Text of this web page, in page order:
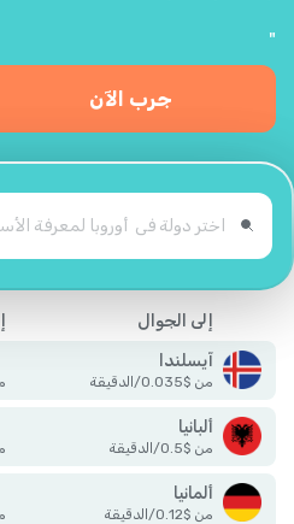
"
جرب الآن
إلى الجوال
آيسلندا
من $
0.035
/الدقيقة
ألبانيا
من $
0.5
/الدقيقة
ألمانيا
من $
0.12
/الدقيقة